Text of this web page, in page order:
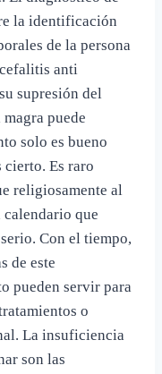
la identificación
de la persona
anti
supresión del
puede
solo es bueno
cierto. Es raro
religiosamente al
calendario que
Con el tiempo,
de este
pueden servir para
o
La insuficiencia
son las